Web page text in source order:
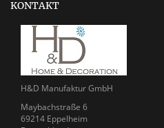
KONTAKT
H&D Manufaktur GmbH
Maybachstraße 6
69214 Eppelheim